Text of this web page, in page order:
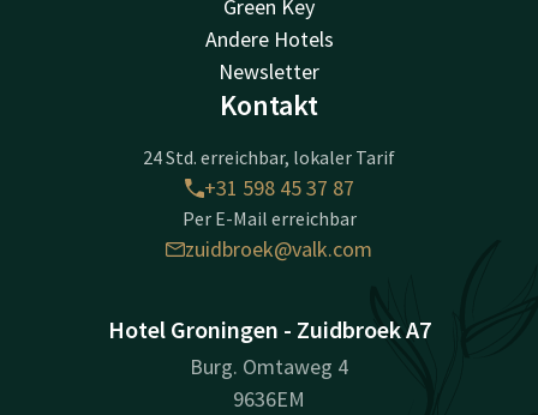
Green Key
Andere Hotels
Newsletter
Kontakt
24 Std. erreichbar, lokaler Tarif
+31 598 45 37 87
Per E-Mail erreichbar
zuidbroek@valk.com
Hotel Groningen - Zuidbroek A7
Burg. Omtaweg 4
9636EM